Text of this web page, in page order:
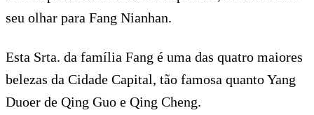
seu olhar para Fang Nianhan.
Esta Srta. da família Fang é uma das quatro maiores
belezas da Cidade Capital, tão famosa quanto Yang
Duoer de Qing Guo e Qing Cheng.